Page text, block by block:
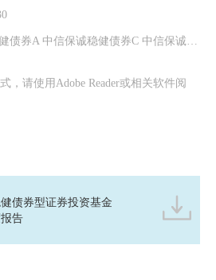
中信保诚稳健债券A 中信保诚稳健债券C 中信保诚稳健债券D
，请使用Adobe Reader或相关软件阅
债券型证券投资基金
告